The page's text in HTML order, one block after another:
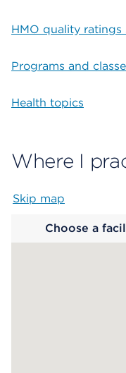
HMO quality ratings
Programs and
Health topics
Where I
Skip map
Choose a